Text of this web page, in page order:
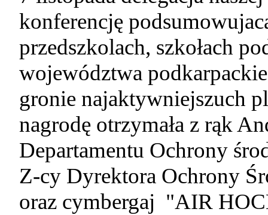
konferencję
przedszkolach, szkołach
województwa
gronie najaktywniejszuch
nagrodę otrzymała z rąk
Departamentu Ochrony
Z-cy Dyrektora Ochrony
oraz cymbergaj "AIR